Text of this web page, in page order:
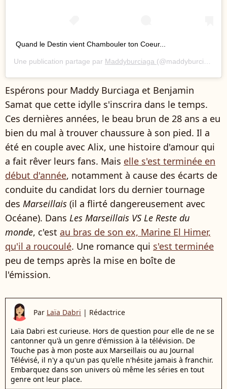
Quand le Destin vient Chambouler ton Coeur...
Une publication partage par Maddyburciaga (@maddyburciaga) le
Espérons pour Maddy Burciaga et Benjamin
Samat que cette idylle s'inscrira dans le temps.
Ces dernières années, le beau brun de 28 ans a eu
bien du mal à trouver chaussure à son pied. Il a
été en couple avec Alix, une histoire d'amour qui
a fait rêver leurs fans. Mais elle s'est terminée en
début d'année, notamment à cause des écarts de
conduite du candidat lors du dernier tournage
des Marseillais (il a flirté dangereusement avec
Océane). Dans Les Marseillais VS Le Reste du
monde, c'est au bras de son ex, Marine El Himer,
qu'il a roucoulé. Une romance qui s'est terminée
peu de temps après la mise en boîte de
l'émission.
Par Laïa Dabri | Rédactrice
Laïa Dabri est curieuse. Hors de question pour elle de ne se
cantonner qu'à un genre d'émission à la télévision. De
Touche pas à mon poste aux Marseillais ou au Journal
Télévisé, il n'y a qu'un pas qu'elle n'hésite jamais à franchir.
Embarquez dans son univers où même les séries en tout
genre ont leur place.